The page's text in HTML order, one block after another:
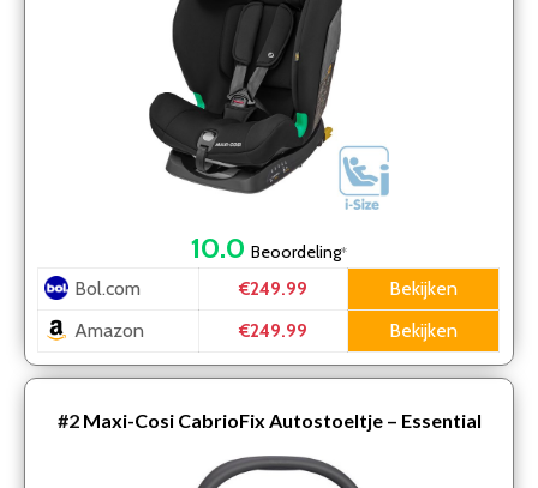
10.0 Beoordeling*
Bol.com €249.99
Bekijken
Amazon
€249.99 Bekijken
#2 Maxi-Cosi CabrioFix Autostoeltje – Essential
Graphite